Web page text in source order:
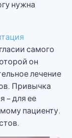
нужна
самого
он
лечение
Привычка
– для ее
пациенту.